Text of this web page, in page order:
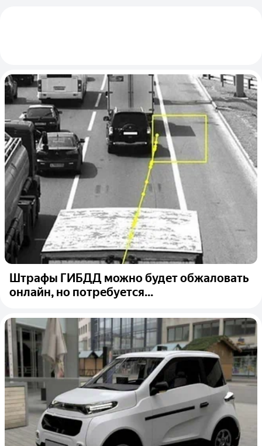
Штрафы ГИБДД можно будет обжаловать
онлайн, но потребуется...